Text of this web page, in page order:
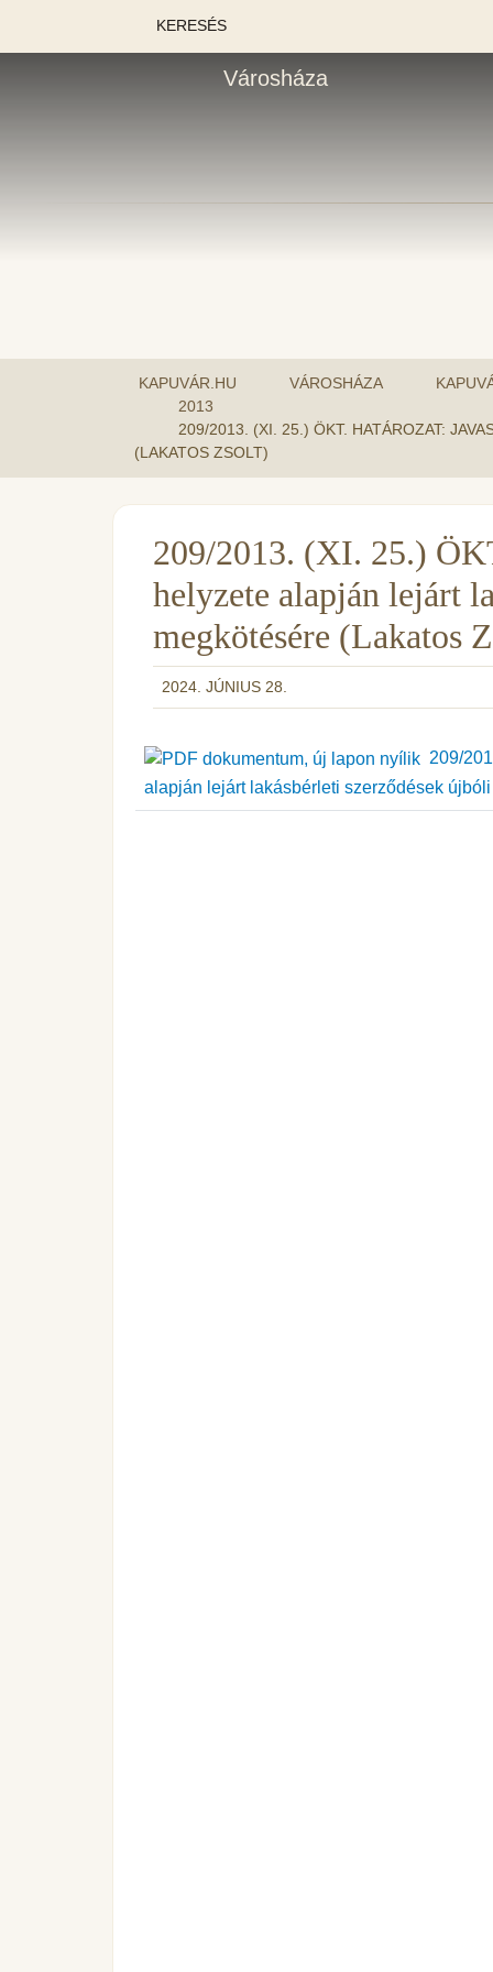
KERESÉS
Városháza
KAPUVÁR.HU VÁROSHÁZA
2013
209/2013. (XI. 25.) ÖKT. HATÁROZAT:
(LAKATOS ZSOLT)
209/2013. (XI. 25.)
helyzete alapján lejárt
megkötésére (Lakatos
2024. JÚNIUS 28.
209/
alapján lejárt lakásbérleti szerződések